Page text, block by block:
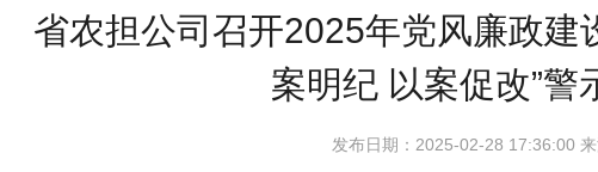
省农担公司召开2025年党风廉政建
案明纪 以案促改”警
发布日期：2025-02-28 17:36:00